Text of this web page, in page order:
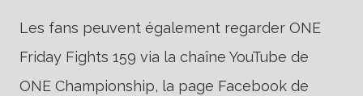
Les fans peuvent également regarder ONE
Friday Fights 159 via la chaîne YouTube de
ONE Championship, la page Facebook de